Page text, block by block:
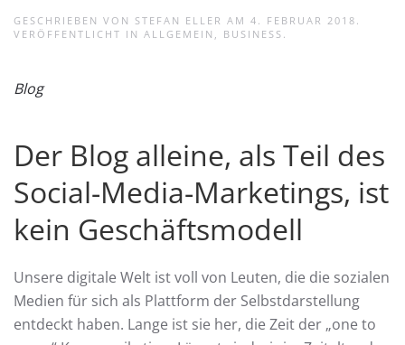
GESCHRIEBEN VON STEFAN ELLER AM 4. FEBRUAR 2018 .
VERÖFFENTLICHT IN ALLGEMEIN , BUSINESS .
Blog
Der Blog alleine, als Teil des
Social-Media-Marketings, ist
kein Geschäftsmodell
Unsere digitale Welt ist voll von Leuten, die die sozialen
Medien für sich als Plattform der Selbstdarstellung
entdeckt haben. Lange ist sie her, die Zeit der „one to